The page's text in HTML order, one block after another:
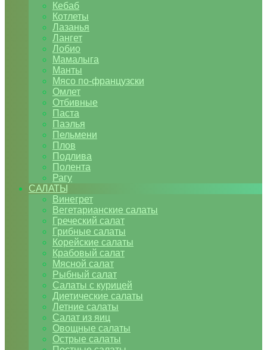
Кебаб
Котлеты
Лазанья
Лангет
Лобио
Мамалыга
Манты
Мясо по-французски
Омлет
Отбивные
Паста
Паэлья
Пельмени
Плов
Подлива
Полента
Рагу
САЛАТЫ
Винегрет
Вегетарианские салаты
Греческий салат
Грибные салаты
Корейские салаты
Крабовый салат
Мясной салат
Рыбный салат
Салаты с курицей
Диетические салаты
Летние салаты
Салат из яиц
Овощные салаты
Острые салаты